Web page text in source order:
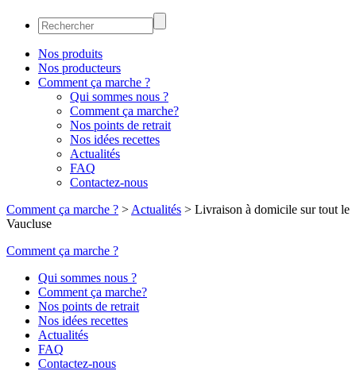
Nos produits
Nos producteurs
Comment ça marche ?
Qui sommes nous ?
Comment ça marche?
Nos points de retrait
Nos idées recettes
Actualités
FAQ
Contactez-nous
Comment ça marche ? > Actualités > Livraison à domicile sur tout le
Vaucluse
Comment ça marche ?
Qui sommes nous ?
Comment ça marche?
Nos points de retrait
Nos idées recettes
Actualités
FAQ
Contactez-nous